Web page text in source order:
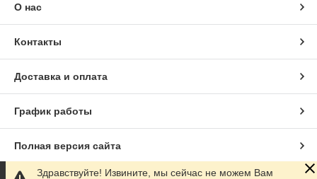
О нас
Контакты
Доставка и оплата
График работы
Полная версия сайта
Здравствуйте! Извините, мы сейчас не можем Вам